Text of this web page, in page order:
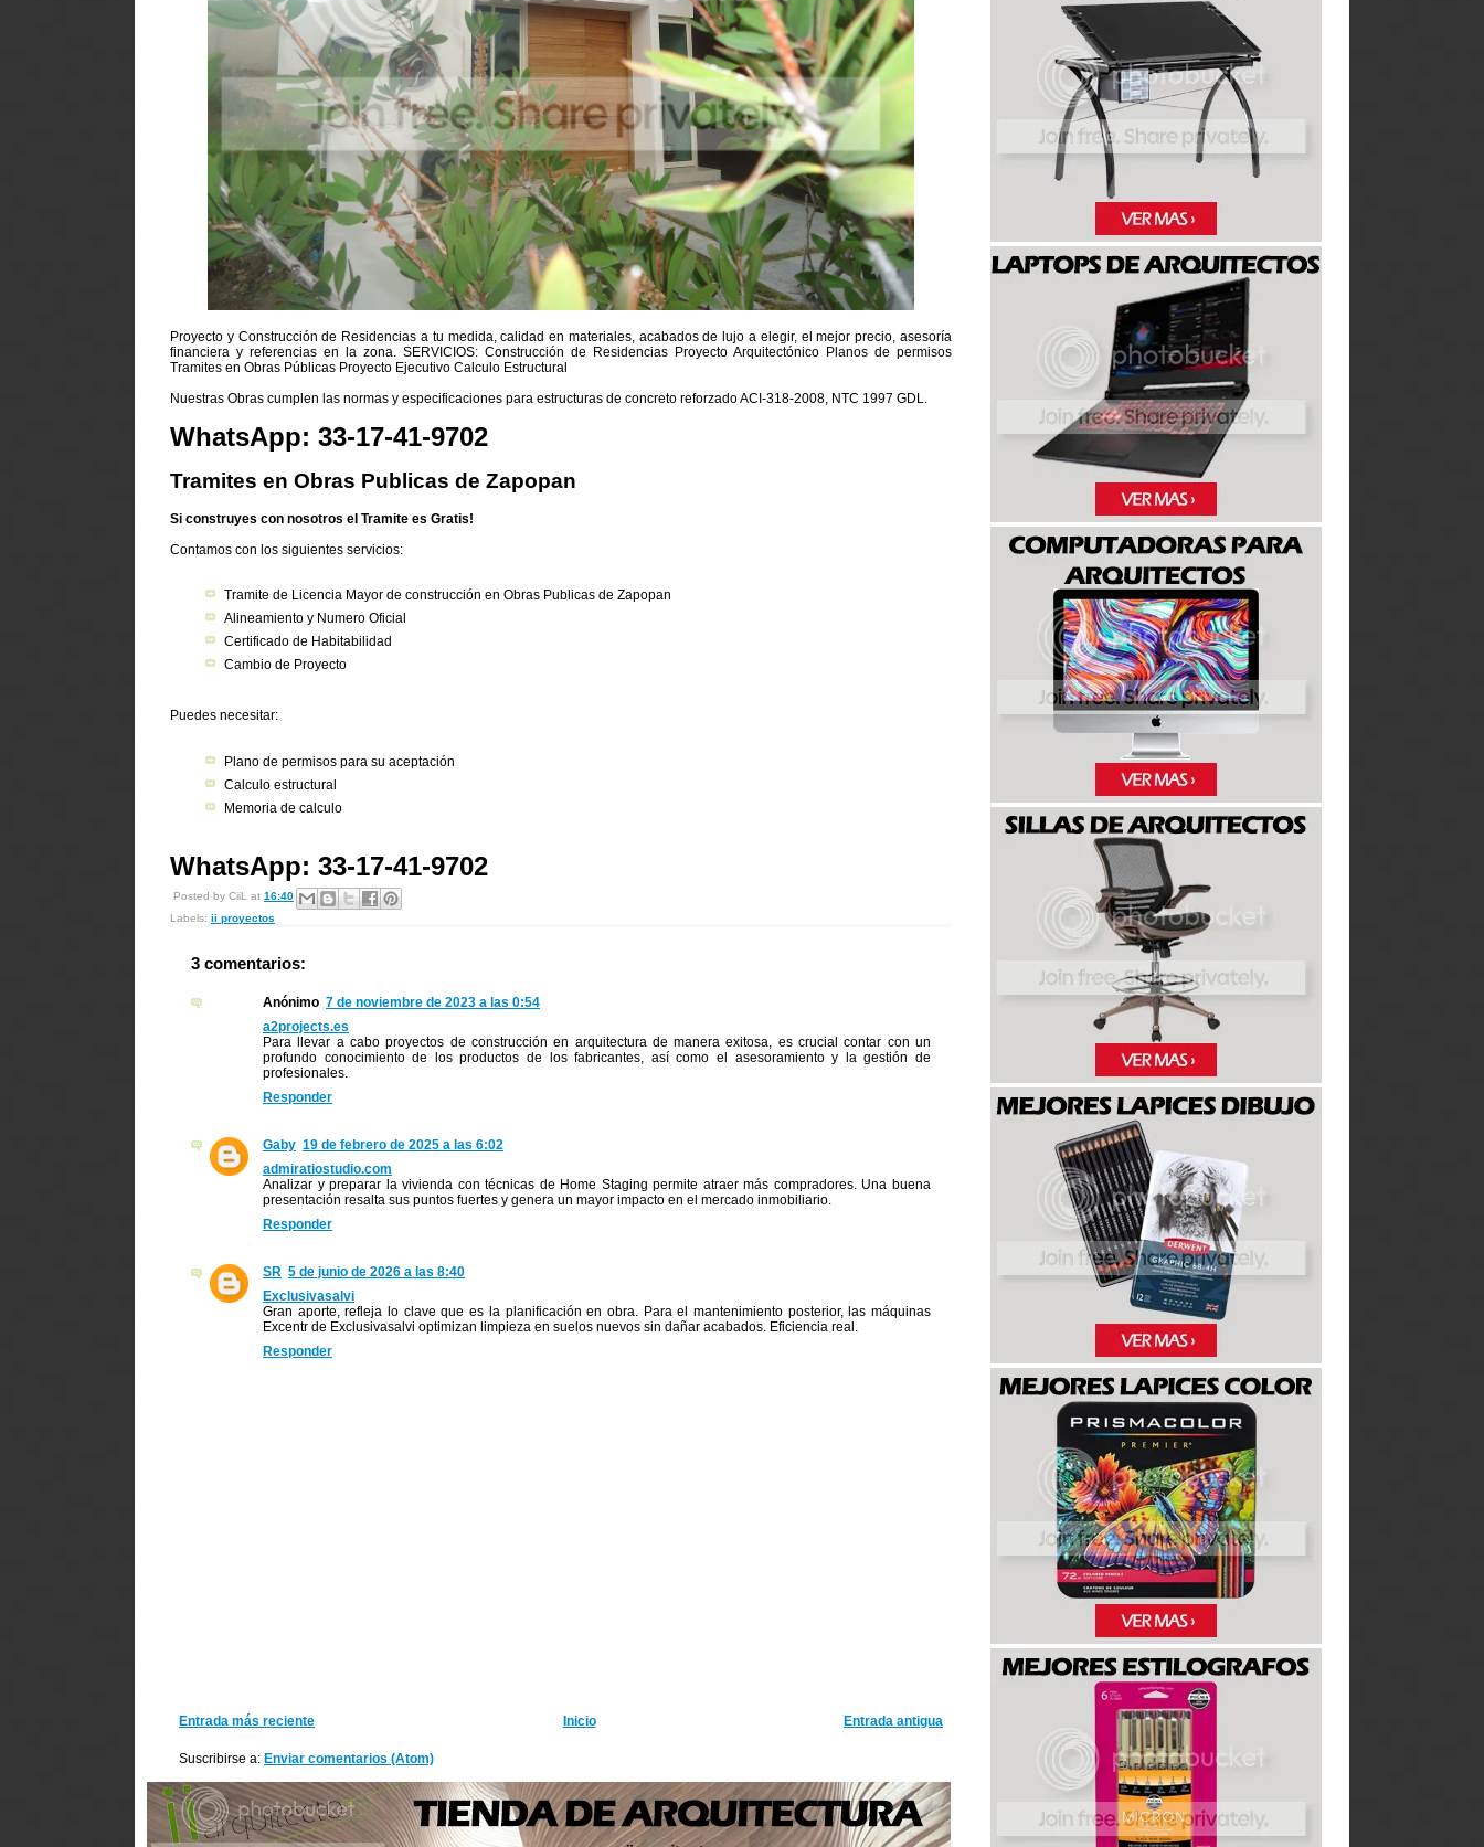
Proyecto y Construcción de Residencias a tu medida, calidad en materiales, acabados de lujo a elegir, el mejor precio, asesoría
financiera y referencias en la zona. SERVICIOS: Construcción de Residencias Proyecto Arquitectónico Planos de permisos
Tramites en Obras Públicas Proyecto Ejecutivo Calculo Estructural
Nuestras Obras cumplen las normas y especificaciones para estructuras de concreto reforzado ACI-318-2008, NTC 1997 GDL.
WhatsApp: 33-17-41-9702
Tramites en Obras Publicas de Zapopan
Si construyes con nosotros el Tramite es Gratis!
Contamos con los siguientes servicios:
Tramite de Licencia Mayor de construcción en Obras Publicas de Zapopan
Alineamiento y Numero Oficial
Certificado de Habitabilidad
Cambio de Proyecto
Puedes necesitar:
Plano de permisos para su aceptación
Calculo estructural
Memoria de calculo
WhatsApp: 33-17-41-9702
Posted by CiiL at 16:40
Labels: ii proyectos
3 comentarios:
Anónimo 7 de noviembre de 2023 a las 0:54
a2projects.es
Para llevar a cabo proyectos de construcción en arquitectura de manera exitosa, es crucial contar con un
profundo conocimiento de los productos de los fabricantes, así como el asesoramiento y la gestión de
profesionales.
Responder
Gaby 19 de febrero de 2025 a las 6:02
admiratiostudio.com
Analizar y preparar la vivienda con técnicas de Home Staging permite atraer más compradores. Una buena
presentación resalta sus puntos fuertes y genera un mayor impacto en el mercado inmobiliario.
Responder
SR 5 de junio de 2026 a las 8:40
Exclusivasalvi
Gran aporte, refleja lo clave que es la planificación en obra. Para el mantenimiento posterior, las máquinas
Excentr de Exclusivasalvi optimizan limpieza en suelos nuevos sin dañar acabados. Eficiencia real.
Responder
Entrada más reciente Entrada antigua
Inicio
Suscribirse a: Enviar comentarios (Atom)